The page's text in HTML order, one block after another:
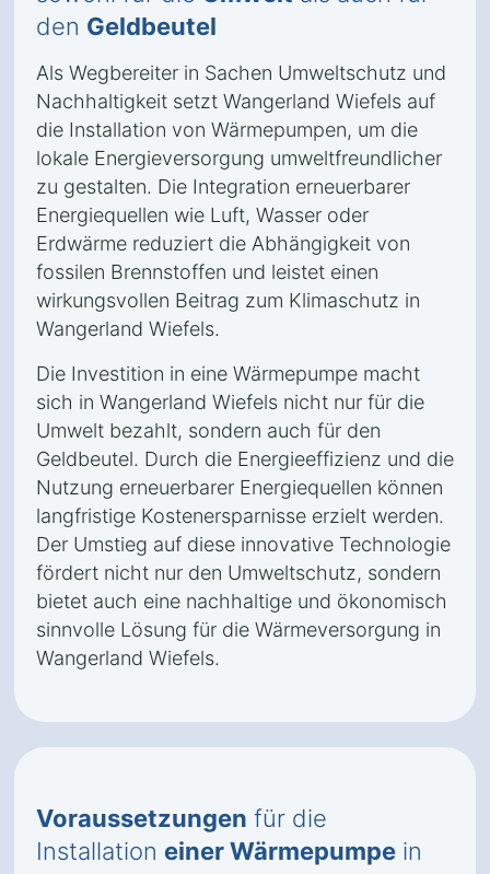
den Geldbeutel
Als Wegbereiter in Sachen Umweltschutz und
Nachhaltigkeit setzt Wangerland Wiefels auf
die Installation von Wärmepumpen, um die
lokale Energieversorgung umweltfreundlicher
zu gestalten. Die Integration erneuerbarer
Energiequellen wie Luft, Wasser oder
Erdwärme reduziert die Abhängigkeit von
fossilen Brennstoffen und leistet einen
wirkungsvollen Beitrag zum Klimaschutz in
Wangerland Wiefels.
Die Investition in eine Wärmepumpe macht
sich in Wangerland Wiefels nicht nur für die
Umwelt bezahlt, sondern auch für den
Geldbeutel. Durch die Energieeffizienz und die
Nutzung erneuerbarer Energiequellen können
langfristige Kostenersparnisse erzielt werden.
Der Umstieg auf diese innovative Technologie
fördert nicht nur den Umweltschutz, sondern
bietet auch eine nachhaltige und ökonomisch
sinnvolle Lösung für die Wärmeversorgung in
Wangerland Wiefels.
Voraussetzungen für die
Installation einer Wärmepumpe in